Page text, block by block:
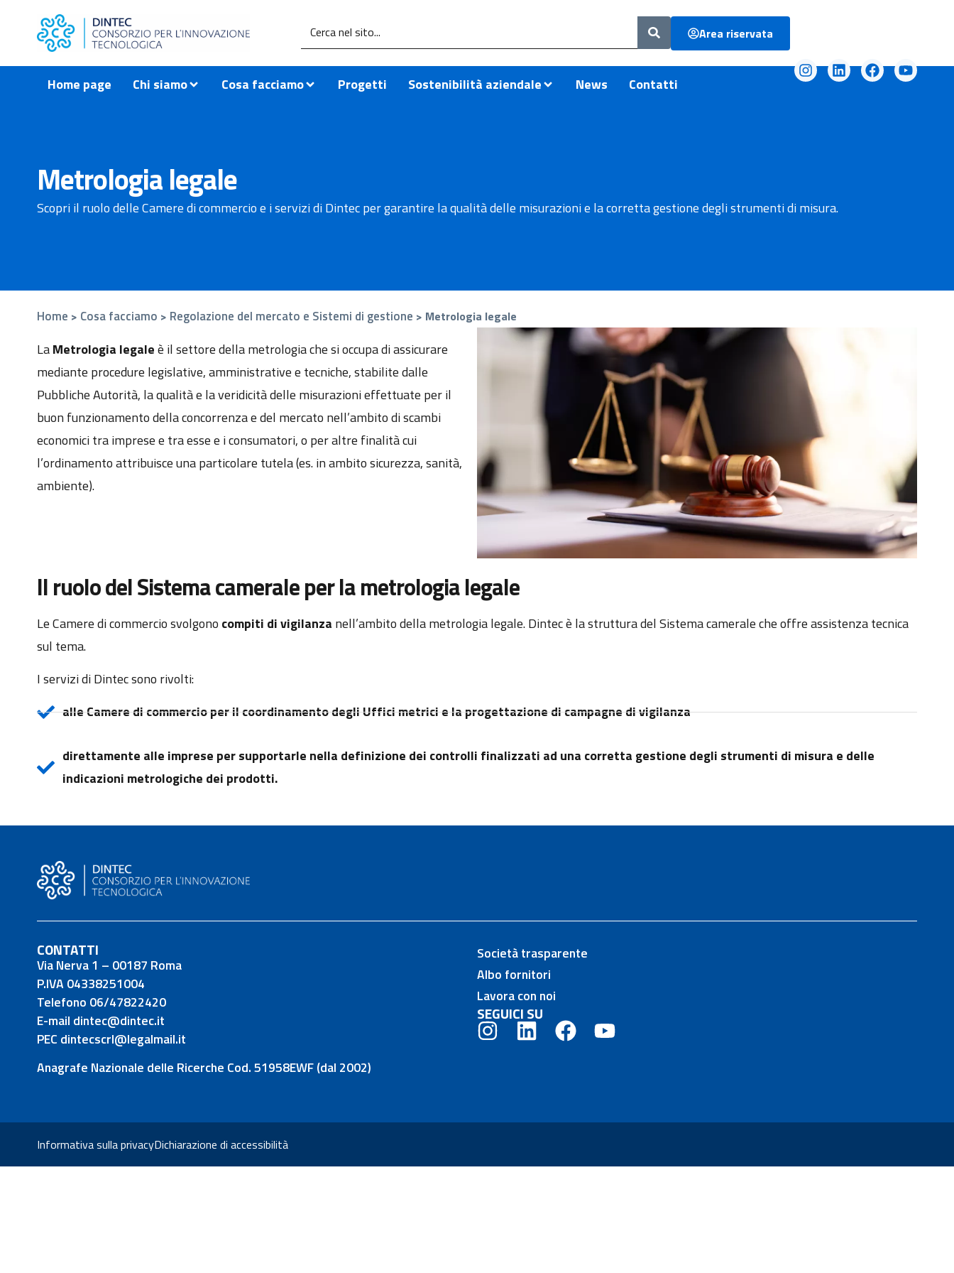
contenuto
Area riservata
Home page Chi siamo Cosa facciamo Progetti Sostenibilità aziendale News Contatti
Metrologia legale
Scopri il ruolo delle Camere di commercio e i servizi di Dintec per garantire la qualità delle misurazioni e la corretta gestione degli strumenti di misura.
Home > Cosa facciamo > Regolazione del mercato e Sistemi di gestione > Metrologia legale
LaMetrologia legaleè il settore della metrologia che si occupa di assicurare
mediante procedure legislative, amministrative e tecniche, stabilite dalle
Pubbliche Autorità, la qualità e la veridicità delle misurazioni effettuate per il
buon funzionamento della concorrenza e del mercato nell’ambito di scambi
economici tra imprese e tra esse e i consumatori, o per altre finalità cui
l’ordinamento attribuisce una particolare tutela (es. in ambito sicurezza, sanità,
ambiente).
Il ruolo del Sistema camerale per la metrologia legale
Le Camere di commercio svolgono compiti di vigilanza nell’ambito della metrologia legale. Dintec è la struttura del Sistema camerale che offre assistenza tecnica
sul tema.
I servizi di Dintec sono rivolti:
alle Camere di commercio per il coordinamento degli Uffici metrici e la progettazione di campagne di vigilanza
direttamente alle imprese per supportarle nella definizione dei controlli finalizzati ad una corretta gestione degli strumenti di misura e delle
indicazioni metrologiche dei prodotti.
CONTATTI
Via Nerva 1 – 00187 Roma
P.IVA 04338251004
Telefono 06/47822420
E-mail dintec@dintec.it
PEC dintecscrl@legalmail.it
Anagrafe Nazionale delle Ricerche Cod. 51958EWF (dal 2002)
Società trasparente
Albo fornitori
Lavora con noi
SEGUICI SU
Informativa sulla privacyDichiarazione di accessibilità